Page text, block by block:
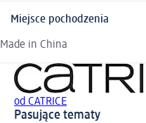
Miejsce pochodzenia
Made in China
od CATRICE
Pasujące tematy